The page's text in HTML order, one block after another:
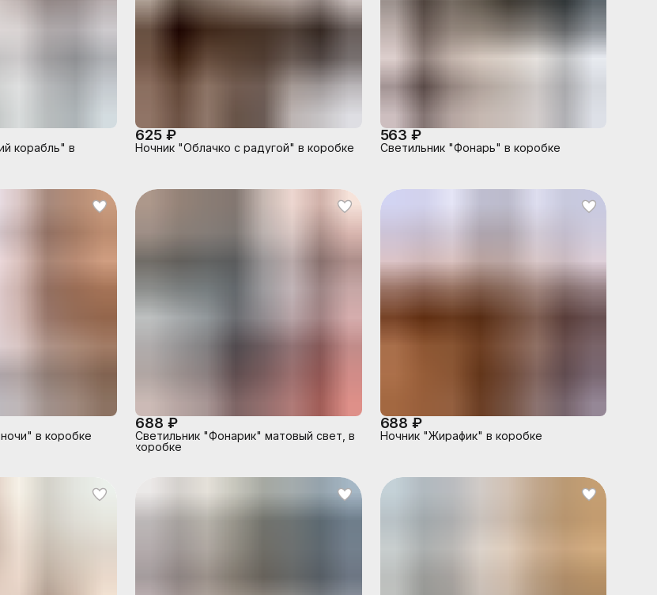
корабль" в
625 ₽
Ночник "Облачко с радугой" в коробке
563 ₽
Светильник "Фонарь" в коробке
в коробке
688 ₽
Светильник "Фонарик" матовый свет, в
коробке
688 ₽
Ночник "Жирафик" в коробке